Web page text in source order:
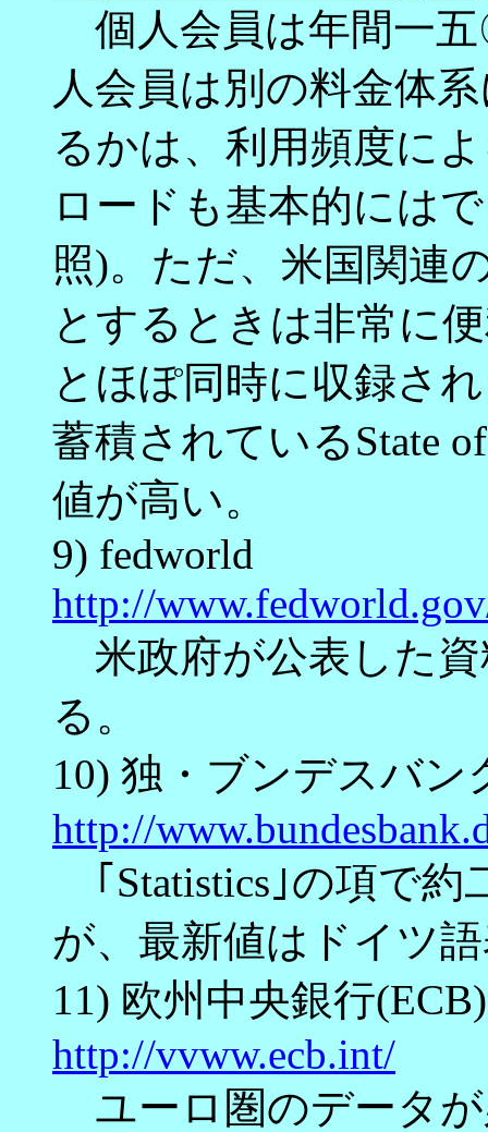
個人会員は年間一五
人会員は別の料金体
るかは、利用頻度に
ロードも基本的には
照)。ただ、米国関連
とするときは非常に
とほぽ同時に収録さ
蓄積されているState
値が高い。
9) fedworld
http://
米政府が公表した
る。
10) 独・ブンデスバン
http://
｢Statistics｣の項で約
が、最新値はドイツ
11) 欧州中央銀行(ECB)
http://vvww.ecb.int/
ユーロ圏のデータ